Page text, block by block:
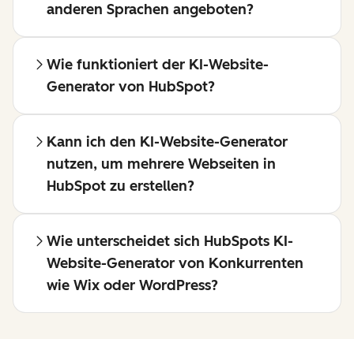
anderen Sprachen angeboten?
Wie funktioniert der KI-Website-
Generator von HubSpot?
Kann ich den KI-Website-Generator
nutzen, um mehrere Webseiten in
HubSpot zu erstellen?
Wie unterscheidet sich HubSpots KI-
Website-Generator von Konkurrenten
wie Wix oder WordPress?